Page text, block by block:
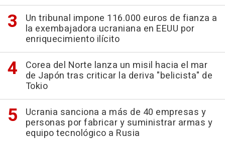
Un tribunal impone 116.000 euros de fianza a
la exembajadora ucraniana en EEUU por
enriquecimiento ilícito
Corea del Norte lanza un misil hacia el mar
de Japón tras criticar la deriva "belicista" de
Tokio
Ucrania sanciona a más de 40 empresas y
personas por fabricar y suministrar armas y
equipo tecnológico a Rusia